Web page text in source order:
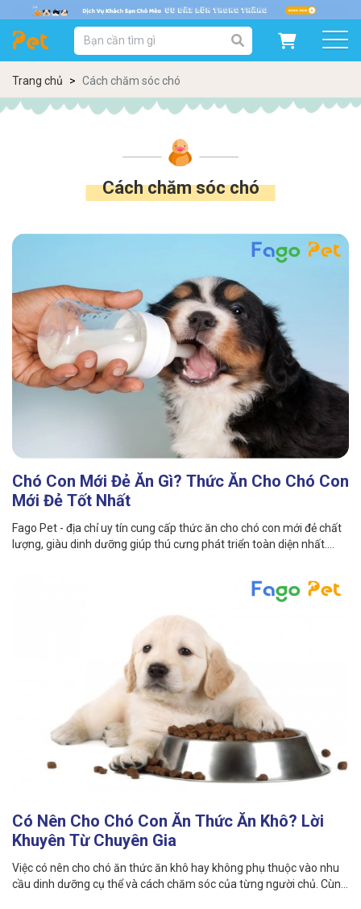
DANH MỤC SẢN PHẨM
SẢN PHẨM DÀNH CHO MÈO
DỊCH VỤ
Khách sạn chó mèo Spa chó mèo
Dịch vụ phối giống chó
mèo
Thông tin về khách sạn,
spa cho thú cưng
Thông tin về chó
Thông tin về mèo
CHÍNH SÁCH
Chính sách mua hàng Chính sách vận chuyển
Trang chủ Cách chăm sóc chó
Cách chăm sóc chó
Chó Con Mới Đẻ Ăn Gì? Thức Ăn Cho Chó Con
Mới Đẻ Tốt Nhất
Fago Pet - địa chỉ uy tín cung cấp thức ăn cho chó con mới đẻ chất
lượng, giàu dinh dưỡng giúp thú cưng phát triển toàn diện nhất.
Có Nên Cho Chó Con Ăn Thức Ăn Khô? Lời
Khuyên Từ Chuyên Gia
Việc có nên cho chó ăn thức ăn khô hay không phụ thuộc vào nhu
cầu dinh dưỡng cụ thể và cách chăm sóc của từng người chủ. Cùng